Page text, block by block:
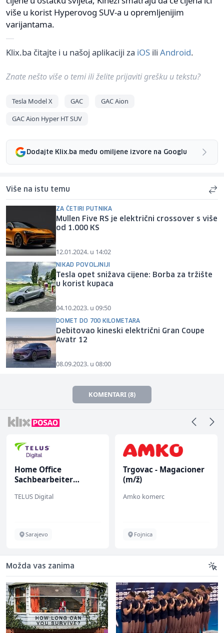
više u korist Hyperovog SUV-a u opremljenijim
varijantama.
Klix.ba čitajte i u našoj aplikaciji za iOS ili Android.
Znate nešto više o temi ili želite prijaviti grešku u tekstu?
Tesla Model X GAC
GAC Aion
GAC Aion Hyper HT SUV
Dodajte Klix.ba među omiljene izvore na Googlu
Više na istu temu
ZA ČETIRI PUTNIKA
Mullen Five RS je električni crossover s više
od 1.000 KS
12.01.2024. u 14:02
NIKAD POVOLJNIJI
Tesla opet snižava cijene: Borba za tržište
u korist kupaca
04.10.2023. u 09:50
DOMET DO 700 KILOMETARA
Debitovao kineski električni Gran Coupe
Avatr 12
08.09.2023. u 08:00
KOMENTARI (8)
Home Office
Sachbearbeiter
bekannten deutschen
TELUS Digital
Sarajevo
Trgovac - Magacioner
(m/ž)
Amko komerc
Fojnica
Možda vas zanima